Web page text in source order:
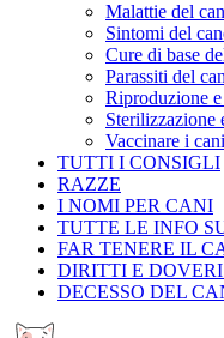
Malattie del
Sintomi del
Cure di base
Parassiti del
Riproduzione
Sterilizzazione
Vaccinare i cani
TUTTI I CONSIGLI
RAZZE
I NOMI PER CANI
TUTTE LE INFO
FAR TENERE IL
DIRITTI E
DECESSO DEL